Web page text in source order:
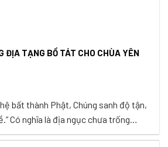
ĐỊA TẠNG BỒ TÁT CHO CHÙA YÊN
bất thành Phật, Chúng sanh độ tận,
Có nghĩa là địa ngục chưa trống
Phật; chúng sanh độ hết rồi, tôi